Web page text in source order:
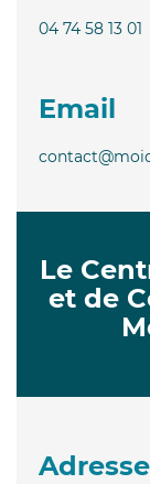
04 74 58 13 01
Email
Le
et de
Adresse